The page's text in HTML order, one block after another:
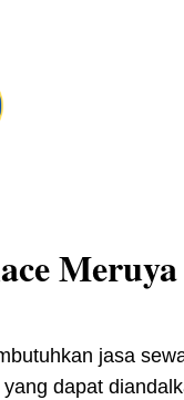
jasa
dapat